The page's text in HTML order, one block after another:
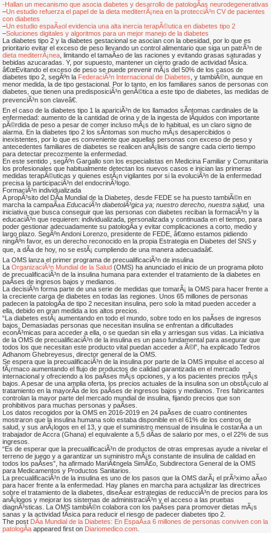
-Hallan un mecanismo que asocia diabetes y desarrollo de patologÃ­as neurodegenerativas
–Un estudio refuerza el papel de la dieta mediterrÃ¡nea en la protecciÃ³n CV de pacientes
con diabetes
–Un estudio espaÃ±ol evidencia una alta inercia terapÃ©utica en diabetes tipo 2
–Soluciones digitales y algoritmos para un mejor manejo de la diabetes
La diabetes tipo 2 y la diabetes gestacional se asocian con la obesidad, por lo que es
prioritario evitar el exceso de peso llevando un control alimentario que siga un patrÃ³n de
dieta mediterrÃ¡nea , limitando el tamaÃ±o de las raciones y evitando grasas saturadas y
bebidas azucaradas. Y, por supuesto, mantener un cierto grado de actividad fÃ­sica.
â€œEvitando el exceso de peso se puede prevenir mÃ¡s del 50% de los casos de
diabetes tipo 2, segÃºn la FederaciÃ³n Internacional de Diabetes , y tambiÃ©n, aunque en
menor medida, la de tipo gestacional. Por lo tanto, en los familiares sanos de personas con
diabetes, que tienen una predisposiciÃ³n genÃ©tica a este tipo de diabetes, las medidas de
prevenciÃ³n son claveâ€.
En el caso de la diabetes tipo 1 la apariciÃ³n de los llamados sÃ­ntomas cardinales de la
enfermedad: aumento de la cantidad de orina y de la ingesta de lÃ­quidos con importante
pÃ©rdida de peso a pesar de comer incluso mÃ¡s de lo habitual, es un claro signo de
alarma. En la diabetes tipo 2 los sÃ­ntomas son mucho mÃ¡s desapercibidos o
inexistentes, por lo que es conveniente que aquellas personas con exceso de peso y
antecedentes familiares de diabetes se realicen anÃ¡lisis de sangre cada cierto tiempo
para detectar precozmente la enfermedad.
En este sentido , segÃºn Gargallo son los especialistas en Medicina Familiar y Comunitaria
los profesionales que habitualmente detectan los nuevos casos e inician las primeras
medidas terapÃ©uticas y quienes estÃ¡n vigilantes por si la evoluciÃ³n de la enfermedad
precisa la participaciÃ³n del endocrinÃ³logo.
FormaciÃ³n individualizada
A propÃ³sito del DÃ­a Mundial de la Diabetes, desde FEDE se ha puesto tambiÃ©n en
marcha la campaÃ±a EducaciÃ³n diabetolÃ³gica ya; nuestro derecho, nuestra salud,
una
iniciativa que busca conseguir que las personas con diabetes reciban la formaciÃ³n y la
educaciÃ³n que requieren: individualizada, personalizada y continuada en el tiempo, para
poder gestionar adecuadamente su patologÃ­a y evitar complicaciones a corto, medio y
largo plazo. SegÃºn Andoni Lorenzo, presidente de FEDE, â€œno estamos pidiendo
ningÃºn favor, es un derecho reconocido en la propia Estrategia en Diabetes del SNS y
que, a dÃ­a de hoy, no se estÃ¡ cumpliendo de una manera adecuadaâ€.
La OMS lanza el primer programa de precualificaciÃ³n de insulina
La OrganizaciÃ³n Mundial de la Salud (OMS) ha anunciado el inicio de un programa piloto
de precualificaciÃ³n de la insulina humana para extender el tratamiento de la diabetes en
paÃ­ses de ingresos bajos y medianos.
La decisiÃ³n forma parte de una serie de medidas que tomarÃ¡ la OMS para hacer frente a
la creciente carga de diabetes en todas las regiones. Unos 65 millones de personas
padecen la patologÃ­a de tipo 2 necesitan insulina, pero solo la mitad pueden acceder a
ella, debido en gran medida a los altos precios.
“La diabetes estÃ¡ aumentando en todo el mundo, sobre todo en los paÃ­ses de ingresos
bajos. Demasiadas personas que necesitan insulina se enfrentan a dificultades
econÃ³micas para acceder a ella, o se quedan sin ella y arriesgan sus vidas. La iniciativa
de la OMS de precualificaciÃ³n de la insulina es un paso fundamental para asegurar que
todos los que necesitan este producto vital puedan acceder a Ã©l”, ha explicado Tedros
Adhanom Ghebreyesus, director general de la OMS.
Se espera que la precualificaciÃ³n de la insulina por parte de la OMS impulse el acceso al
fÃ¡rmaco aumentando el flujo de productos de calidad garantizada en el mercado
internacional y ofreciendo a los paÃ­ses mÃ¡s opciones, y a los pacientes precios mÃ¡s
bajos. A pesar de una amplia oferta, los precios actuales de la insulina son un obstÃ¡culo al
tratamiento en la mayorÃ­a de los paÃ­ses de ingresos bajos y medianos. Tres fabricantes
controlan la mayor parte del mercado mundial de insulina, fijando precios que son
prohibitivos para muchas personas y paÃ­ses.
Los datos recogidos por la OMS en 2016-2019 en 24 paÃ­ses de cuatro continentes
mostraron que la insulina humana solo estaba disponible en el 61% de los centros de
salud, y sus anÃ¡logos en el 13, y que el suministro mensual de insulina le costarÃ­a a un
trabajador de Accra (Ghana) el equivalente a 5,5 dÃ­as de salario por mes, o el 22% de sus
ingresos.
“Es de esperar que la precualificaciÃ³n de productos de otras empresas ayude a nivelar el
terreno de juego y a garantizar un suministro mÃ¡s constante de insulina de calidad en
todos los paÃ­ses”, ha afirmado MariÃ¢ngela SimÃ£o, Subdirectora General de la OMS
para Medicamentos y Productos Sanitarios.
La precualificaciÃ³n de la insulina es uno de los pasos que la OMS darÃ¡ el prÃ³ximo aÃ±o
para hacer frente a la enfermedad. Hay planes en marcha para actualizar las directrices
sobre el tratamiento de la diabetes, diseÃ±ar estrategias de reducciÃ³n de precios para los
anÃ¡logos y mejorar los sistemas de administraciÃ³n y el acceso a las pruebas
diagnÃ³sticas. La OMS tambiÃ©n colabora con los paÃ­ses para promover dietas mÃ¡s
sanas y la actividad fÃ­sica para reducir el riesgo de padecer diabetes tipo 2.
The post DÃ­a Mundial de la Diabetes: En EspaÃ±a 6 millones de personas conviven con la
patologÃ­a appeared first on Diariomedico.com